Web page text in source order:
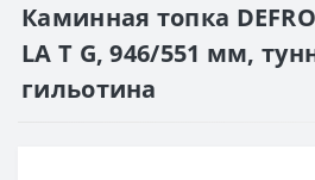
Каминная топка
LA T G, 946/551 мм,
гильотина